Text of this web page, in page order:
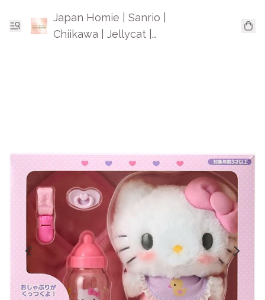
Japan Homie | Sanrio |
Chiikawa | Jellycat |